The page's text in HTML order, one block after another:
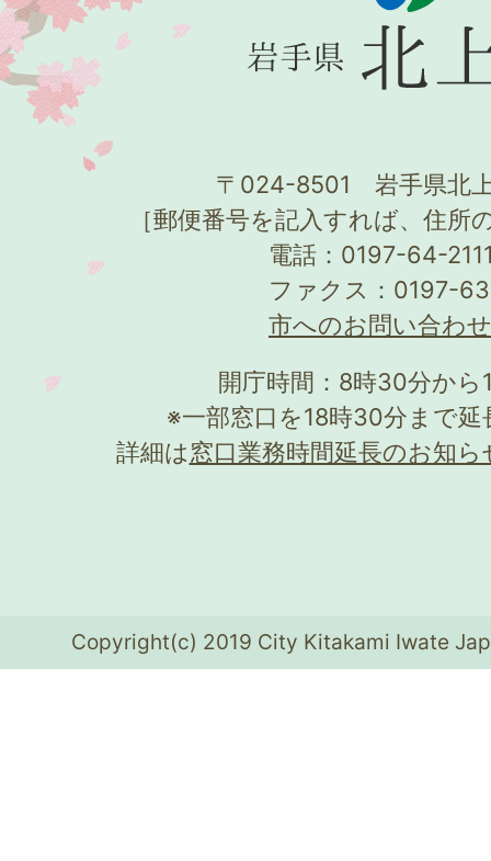
〒024-8501 岩手県北
［郵便番号を記入すれば、住所
電話：0197-64-
ファクス：0197-
市へのお問い合わ
開庁時間：8時30分か
※一部窓口を18時30分まで
詳細は窓口業務時間延長のお知ら
Copyright(c) 2019 City Kitakami Iwate